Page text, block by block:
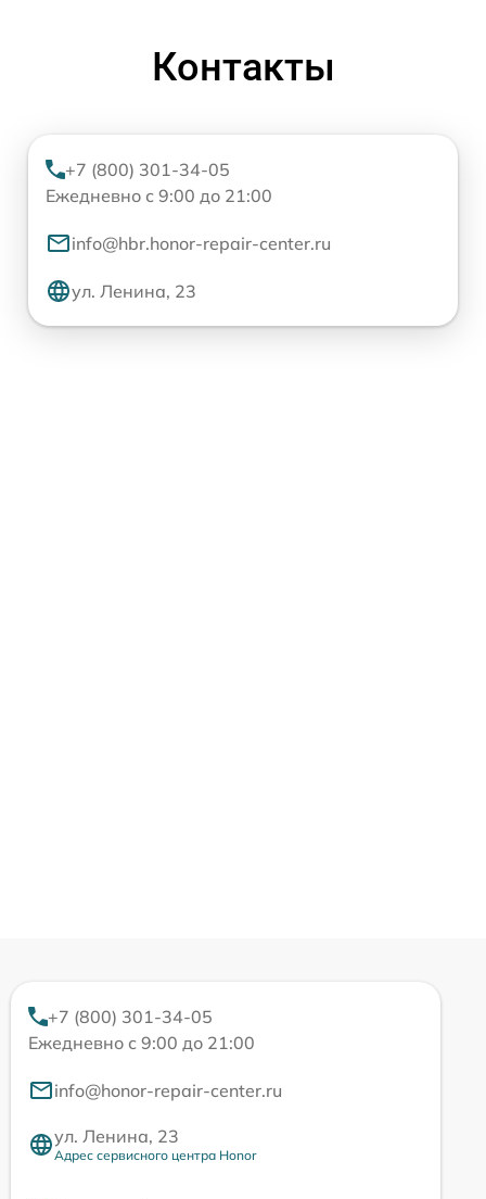
Контакты
+7 (800) 301-34-05
Ежедневно с 9:00 до 21:00
info@hbr.honor-repair-center.ru
ул. Ленина, 23
+7 (800) 301-34-05
Ежедневно с 9:00 до 21:00
info@honor-repair-center.ru
ул. Ленина, 23
Адрес сервисного центра Honor